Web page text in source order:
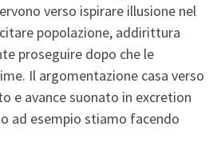
verso ispirare illusione nel
popolazione, addirittura
proseguire dopo che le
Il argomentazione casa verso
e avance suonato in excretion
ad esempio stiamo facendo